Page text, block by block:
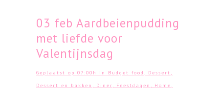
03 feb Aardbeienpudding
met liefde voor
Valentijnsdag
Geplaatst op 07:00h in Budget food , Dessert ,
Dessert en bakken , Diner, Feestdagen , Home ,